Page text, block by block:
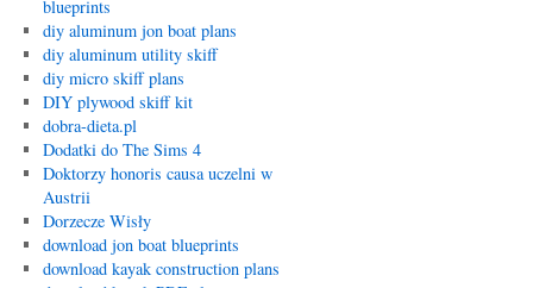
blueprints
diy aluminum jon boat plans
diy aluminum utility skiff
diy micro skiff plans
DIY plywood skiff kit
dobra-dieta.pl
Dodatki do The Sims 4
Doktorzy honoris causa uczelni w
Austrii
Dorzecze Wisły
download jon boat blueprints
download kayak construction plans